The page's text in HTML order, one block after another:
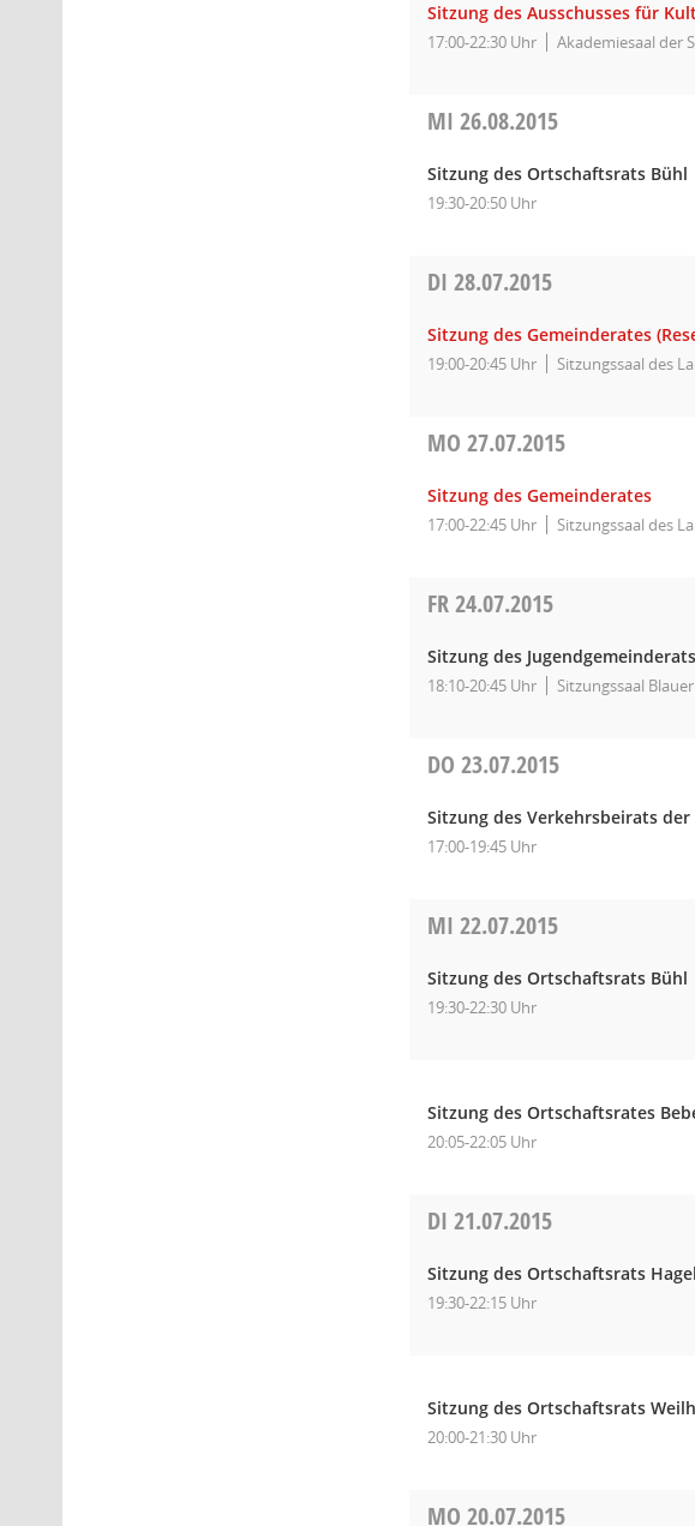
Sitzung des Ausschusses für
17:00-22:30 Uhr Akademiesaal der
MI26.08.2015
Sitzung des Ortschaftsrats Bühl
19:30-20:50 Uhr
DI28.07.2015
Sitzung des Gemeinderates
19:00-20:45 Uhr Sitzungssaal des
MO27.07.2015
Sitzung des Gemeinderates
17:00-22:45 Uhr Sitzungssaal des
FR24.07.2015
Sitzung des Jugendgemeinderats
18:10-20:45 Uhr Sitzungssaal
DO23.07.2015
Sitzung des Verkehrsbeirats
17:00-19:45 Uhr
MI22.07.2015
Sitzung des Ortschaftsrats Bühl
19:30-22:30 Uhr
Sitzung des Ortschaftsrates
20:05-22:05 Uhr
DI21.07.2015
Sitzung des Ortschaftsrats
19:30-22:15 Uhr
Sitzung des Ortschaftsrats
20:00-21:30 Uhr
MO20.07.2015